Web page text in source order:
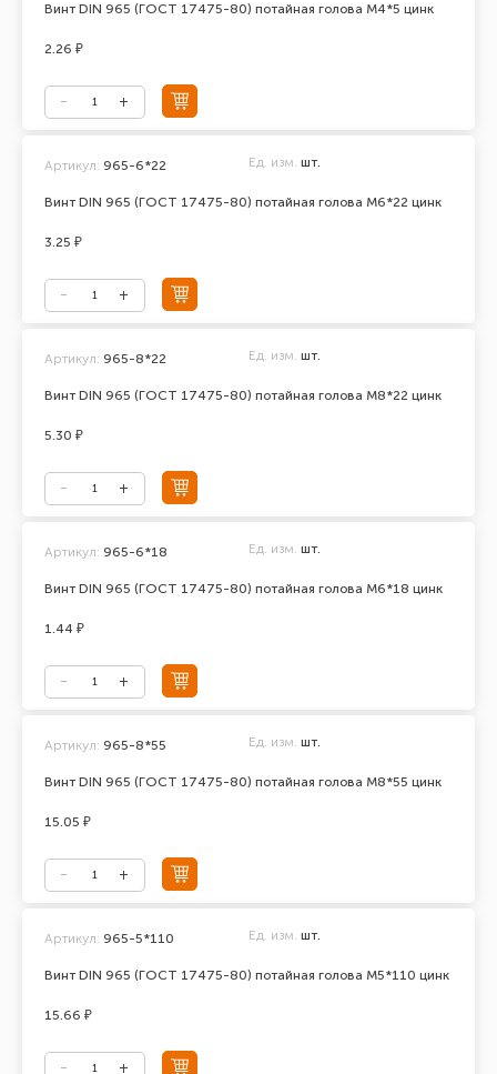
Винт DIN 965 (ГОСТ 17475-80) потайная голова М4*5 цинк
2.26 ₽
Винт DIN 965 (ГОСТ 17475-80) потайная голова М6*22 цинк
Артикул: 965-6*22 Ед. изм. шт.
3.25 ₽
Винт DIN 965 (ГОСТ 17475-80) потайная голова М8*22 цинк
Артикул: 965-8*22 Ед. изм. шт.
5.30 ₽
Винт DIN 965 (ГОСТ 17475-80) потайная голова М6*18 цинк
Артикул: 965-6*18 Ед. изм. шт.
1.44 ₽
Винт DIN 965 (ГОСТ 17475-80) потайная голова М8*55 цинк
Артикул: 965-8*55 Ед. изм. шт.
15.05 ₽
Винт DIN 965 (ГОСТ 17475-80) потайная голова М5*110 цинк
Артикул: 965-5*110 Ед. изм. шт.
15.66 ₽